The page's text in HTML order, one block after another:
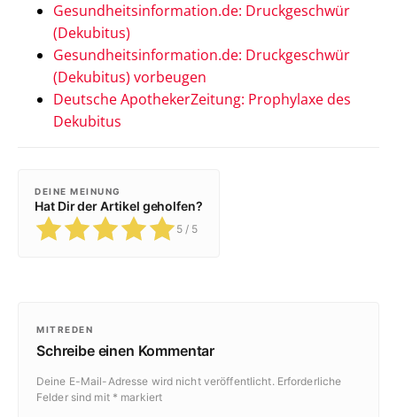
Gesundheitsinformation.de: Druckgeschwür
(Dekubitus)
Gesundheitsinformation.de: Druckgeschwür
(Dekubitus) vorbeugen
Deutsche ApothekerZeitung: Prophylaxe des
Dekubitus
DEINE MEINUNG
Hat Dir der Artikel geholfen?
5 / 5
MITREDEN
Schreibe einen Kommentar
Deine E-Mail-Adresse wird nicht veröffentlicht. Erforderliche
Felder sind mit * markiert